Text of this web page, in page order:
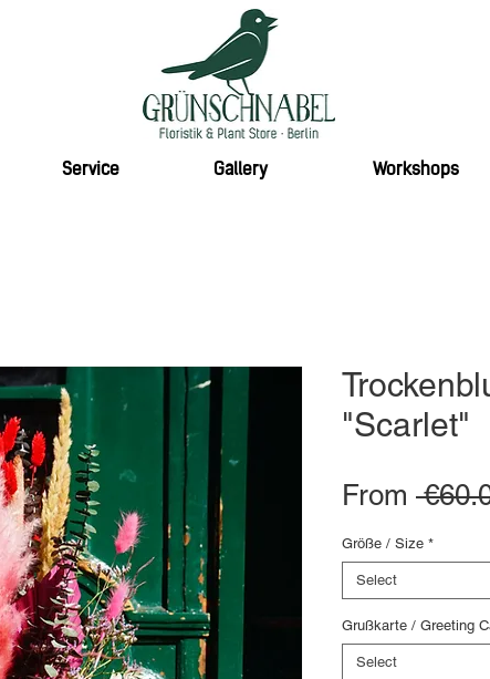
Service Gallery Workshops
"Scarlet"
From
Größe / Size *
Select
Grußkarte / Greeting
Select